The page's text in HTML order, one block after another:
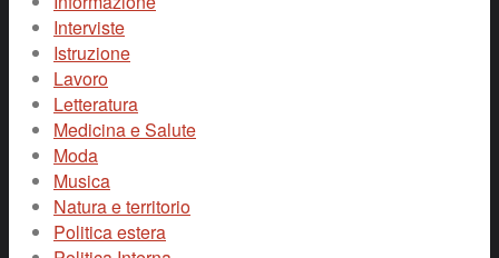
Interviste
Istruzione
Lavoro
Letteratura
Medicina e Salute
Moda
Musica
Natura e territorio
Politica estera